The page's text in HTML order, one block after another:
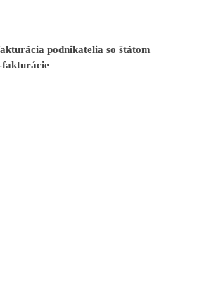
podnikatelia so štátom
fakturácie